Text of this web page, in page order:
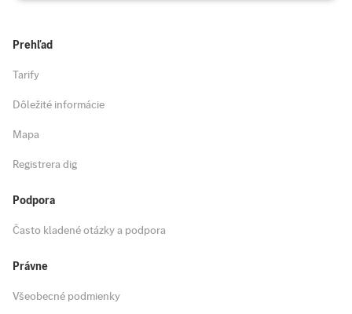
Prehľad
Tarify
Dôležité informácie
Mapa
Registrera dig
Podpora
Často kladené otázky a podpora
Právne
Všeobecné podmienky